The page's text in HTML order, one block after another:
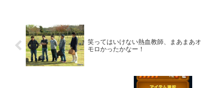
笑ってはいけない熱血教師、まあまあオ
モロかったかなー！